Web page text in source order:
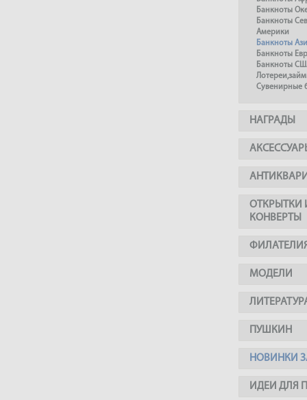
Банкноты
Банкноты
Америки
Банкноты
Банкноты
Банкноты
Сувенирные
НАГРАДЫ
ОТКРЫТКИ
КОНВЕРТЫ
МОДЕЛИ
ПУШКИН
НОВИНКИ
ИДЕИ ДЛЯ